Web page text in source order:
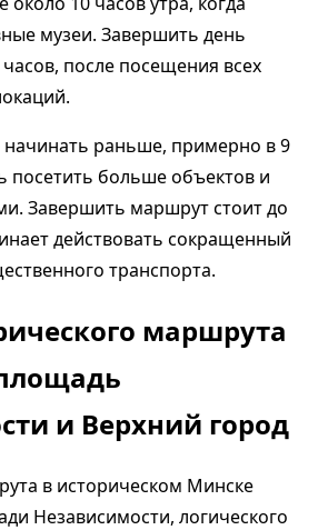
музеи. Завершить день
после посещения всех
раньше, примерно в 9
посетить больше объектов и
Завершить маршрут стоит до
действовать сокращенный
транспорта.
маршрута
и Верхний город
в историческом Минске
Независимости, логического